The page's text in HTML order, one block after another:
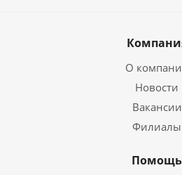
О
Новости
Вакансии
Филиалы
Помощь